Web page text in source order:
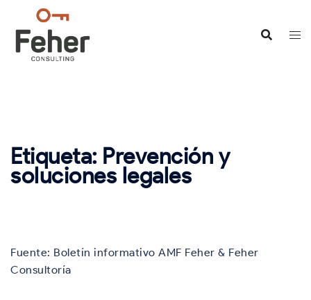
contenido
Etiqueta: Prevención y
soluciones legales
Fuente: Boletín informativo AMF Feher & Feher
Consultoría